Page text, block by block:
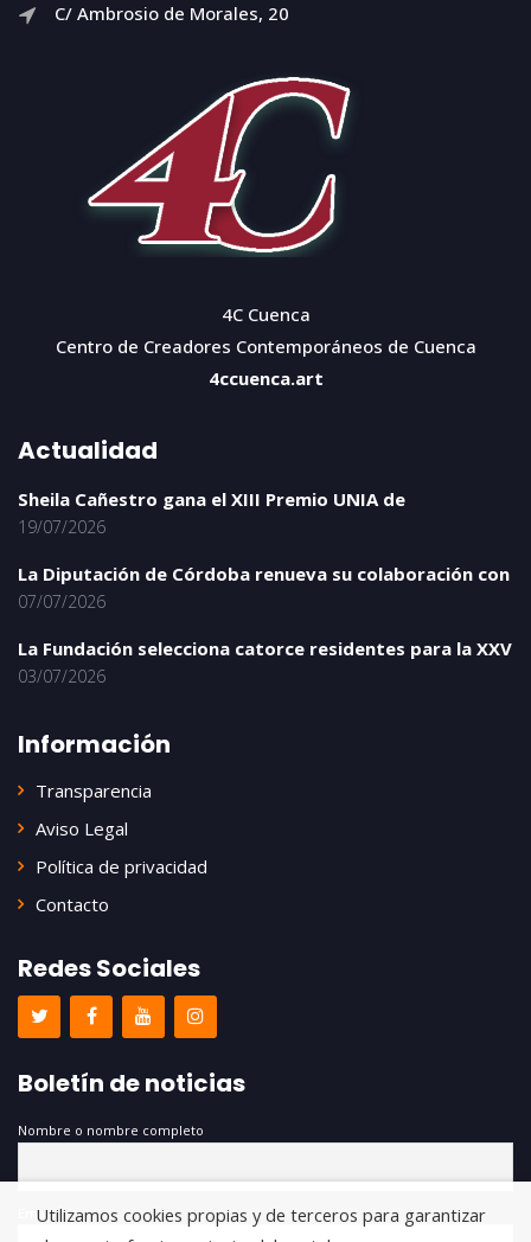
C/ Ambrosio de Morales, 20
4C Cuenca
Centro de Creadores Contemporáneos de Cuenca
4ccuenca.art
Actualidad
Sheila Cañestro gana el XIII Premio UNIA de
19/07/2026
La Diputación de Córdoba renueva su colaboración con
07/07/2026
La Fundación selecciona catorce residentes para la XXV
03/07/2026
Información
Transparencia
Aviso Legal
Política de privacidad
Contacto
Redes Sociales
Boletín de noticias
Nombre o nombre completo
Email
Utilizamos cookies propias y de terceros para garantizar